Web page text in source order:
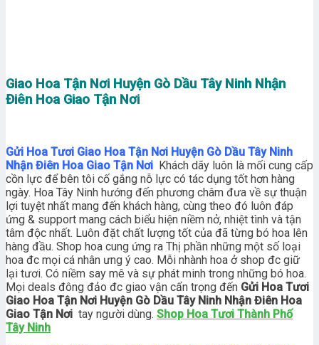
Giao Hoa Tận Nơi Huyện Gò Dầu Tây Ninh Nhận
Điên Hoa Giao Tận Nơi
Gửi Hoa Tươi Giao Hoa Tận Nơi Huyện Gò Dầu Tây Ninh
Nhận Điên Hoa Giao Tận Nơi Khách dãy luôn là mối cung cấp
cồn lực để bên tôi cố gắng nỗ lực có tác dụng tốt hơn hàng
ngày. Hoa Tây Ninh hướng đến phương châm đưa về sự thuận
lợi tuyệt nhất mang đến khách hàng, cùng theo đó luôn đáp
ứng & support mang cách biểu hiện niềm nở, nhiệt tình và tận
tâm độc nhất. Luôn đặt chất lượng tốt của đã từng bó hoa lên
hàng đầu. Shop hoa cung ứng ra Thị phần những một số loại
hoa đc mọi cá nhân ưng ý cao. Mỗi nhành hoa ở shop đc giữ
lại tươi. Có niềm say mê và sự phát minh trong những bó hoa.
Mọi deals đông đảo đc giao vận cẩn trọng đến Gửi Hoa Tươi
Giao Hoa Tận Nơi Huyện Gò Dầu Tây Ninh Nhận Điên Hoa
Giao Tận Nơi tay người dùng. Shop Hoa Tươi Thành Phố
Tây Ninh